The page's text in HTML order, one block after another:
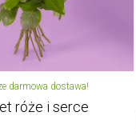
darmowa dostawa!
róże i serce